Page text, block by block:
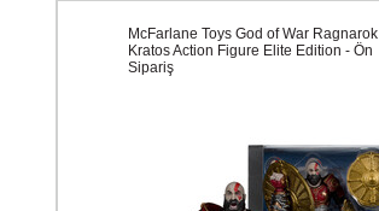
McFarlane Toys God of War Ragnarok
Kratos Action Figure Elite Edition - Ön
Sipariş